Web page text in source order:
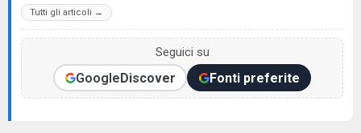
Tutti gli articoli →
Seguici su
GoogleDiscover Fonti preferite